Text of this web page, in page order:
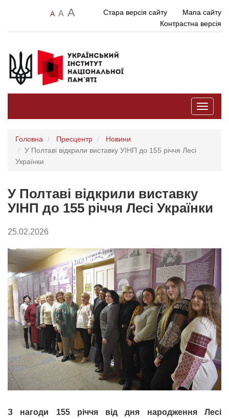
A A A Стара версія сайту
Мапа сайту
Контрастна версія
Toggle
Головна Пресцентр
Новини
У Полтаві відкрили виставку УІНП до 155 річчя Лесі
Українки
У Полтаві відкрили виставку
УІНП до 155 річчя Лесі Українки
25.02.2026
З нагоди 155 річчя від дня народження Лесі